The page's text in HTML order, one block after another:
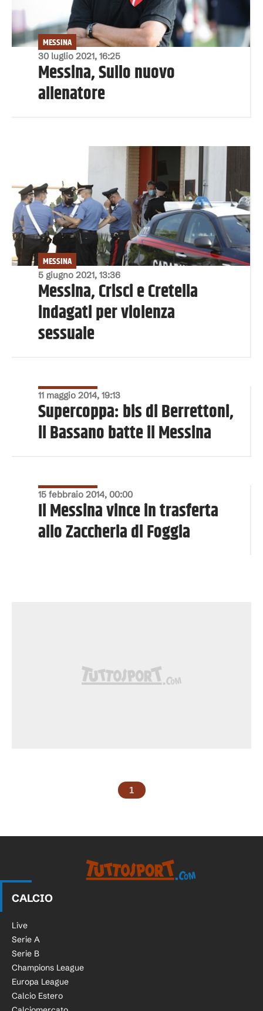
30 luglio 2021, 16:25
MESSINA
Messina, Sullo nuovo
allenatore
5 giugno 2021, 13:36
MESSINA
Messina, Crisci e Cretella
indagati per violenza
sessuale
11 maggio 2014, 19:13
Supercoppa: bis di Berrettoni,
il Bassano batte il Messina
15 febbraio 2014, 00:00
Il Messina vince in trasferta
allo Zaccheria di Foggia
1
CALCIO
Live
Serie A
Serie B
Champions League
Europa League
Calcio Estero